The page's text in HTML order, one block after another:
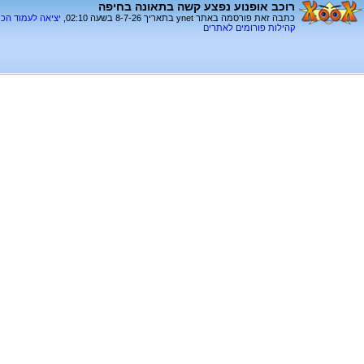
רוכב אופנוע נפצע קשה בתאונה בחיפה
כתבה זאת פורסמה באתר ynet בתאריך 8-7-26 בשעה 02:10, יציאה לעמוד
קהילות פורומים לאתרים